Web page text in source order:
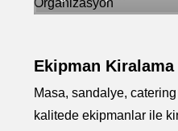
Ekipman Kiralama
Masa, sandalye,
kalitede ekipmanlar ile